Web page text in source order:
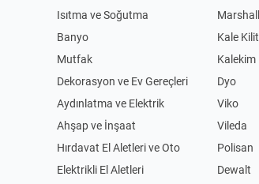
Isıtma ve Soğutma
Banyo
Mutfak
Dekorasyon ve Ev Gereçleri
Aydınlatma ve Elektrik
Ahşap ve İnşaat
Hırdavat El Aletleri ve Oto
Elektrikli El Aletleri
Marshall
Kale Kilit
Kalekim
Dyo
Viko
Vileda
Polisan
Dewalt